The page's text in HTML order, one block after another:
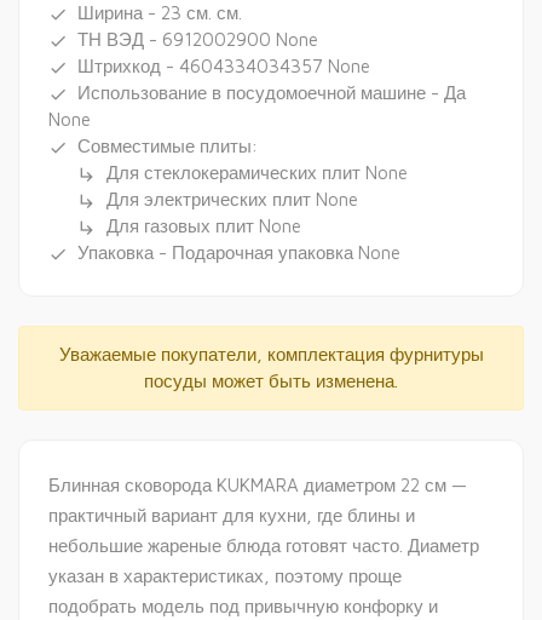
done Ширина - 23 см. см.
done ТН ВЭД - 6912002900 None
done Штрихкод - 4604334034357 None
done
Использование в посудомоечной машине - Да
None
done Совместимые плиты:
subdirectory_arrow_right Для стеклокерамических плит None
subdirectory_arrow_right Для электрических плит None
subdirectory_arrow_right Для газовых плит None
done Упаковка - Подарочная упаковка None
Уважаемые покупатели, комплектация фурнитуры
посуды может быть изменена.
Блинная сковорода KUKMARA диаметром 22 см —
практичный вариант для кухни, где блины и
небольшие жареные блюда готовят часто. Диаметр
указан в характеристиках, поэтому проще
подобрать модель под привычную конфорку и